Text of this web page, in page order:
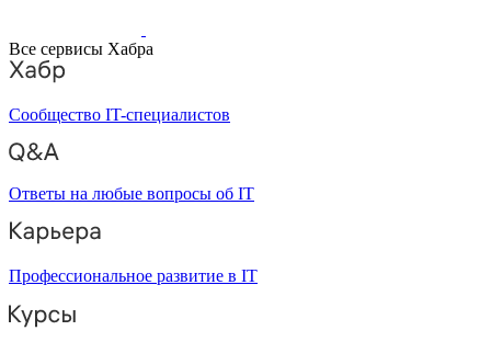
Все сервисы Хабра
Сообщество IT-специалистов
Ответы на любые вопросы об IT
Профессиональное развитие в IT